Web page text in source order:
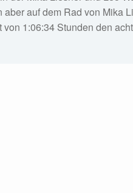
auf dem Rad von Mika
1:06:34 Stunden den